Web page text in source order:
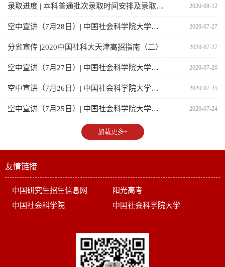
2020-08-12
录取进度 | 本科普通批次录取时间安排及录取查询方式
2020-07-27
空中宣讲（7月28日）| 中国社会科学院大学招生宣讲会
2020-07-27
分省宣传 |2020中国社科大天津高招指南（二）
2020-07-26
空中宣讲（7月27日）| 中国社会科学院大学招生宣讲会
2020-07-25
空中宣讲（7月26日）| 中国社会科学院大学招生宣讲会
2020-07-24
空中宣讲（7月25日）| 中国社会科学院大学招生宣讲会
加载更多+
友情链接
中国研究生招生信息网
阳光高考
中国社会科学院
中国社会科学院大学